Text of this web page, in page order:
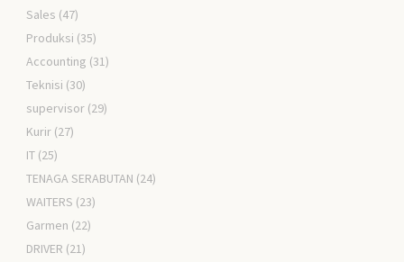
Sales (47)
Produksi (35)
Accounting (31)
Teknisi (30)
supervisor (29)
Kurir (27)
IT (25)
TENAGA SERABUTAN (24)
WAITERS (23)
Garmen (22)
DRIVER (21)